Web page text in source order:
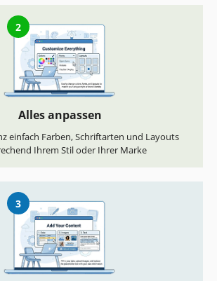
2
Alles anpassen
einfach Farben, Schriftarten und Layouts
Ihrem Stil oder Ihrer Marke
3